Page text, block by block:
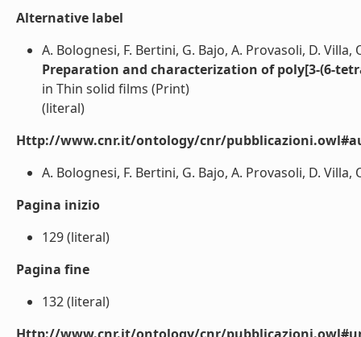
Alternative label
A. Bolognesi, F. Bertini, G. Bajo, A. Provasoli, D. Villa,
Preparation and characterization of poly[3-(6-
in Thin solid films (Print)
(literal)
Http://www.cnr.it/ontology/cnr/
A. Bolognesi, F. Bertini, G. Bajo, A. Provasoli, D.
Pagina inizio
129 (literal)
Pagina fine
132 (literal)